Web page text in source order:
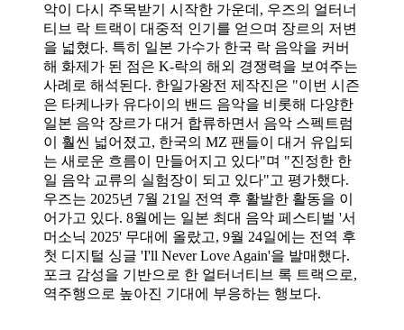
악이 다시 주목받기 시작한 가운데, 우즈의 얼터너
티브 락 트랙이 대중적 인기를 얻으며 장르의 저변
을 넓혔다. 특히 일본 가수가 한국 락 음악을 커버
해 화제가 된 점은 K-락의 해외 경쟁력을 보여주는
사례로 해석된다. 한일가왕전 제작진은 "이번 시즌
은 타케나카 유다이의 밴드 음악을 비롯해 다양한
일본 음악 장르가 대거 합류하면서 음악 스펙트럼
이 훨씬 넓어졌고, 한국의 MZ 팬들이 대거 유입되
는 새로운 흐름이 만들어지고 있다"며 "진정한 한
일 음악 교류의 실험장이 되고 있다"고 평가했다.
우즈는 2025년 7월 21일 전역 후 활발한 활동을 이
어가고 있다. 8월에는 일본 최대 음악 페스티벌 '서
머소닉 2025' 무대에 올랐고, 9월 24일에는 전역 후
첫 디지털 싱글 'I'll Never Love Again'을 발매했다.
포크 감성을 기반으로 한 얼터너티브 록 트랙으로,
역주행으로 높아진 기대에 부응하는 행보다.